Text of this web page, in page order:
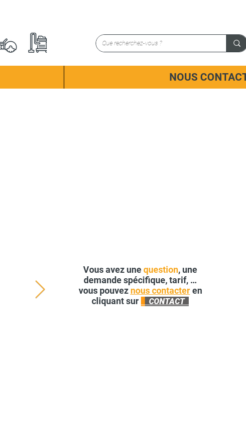
NOUS
Vous avez unequestion, une
demande spécifique, tarif, …
vous pouvez nous contacteren
cliquant sur
CONTACT